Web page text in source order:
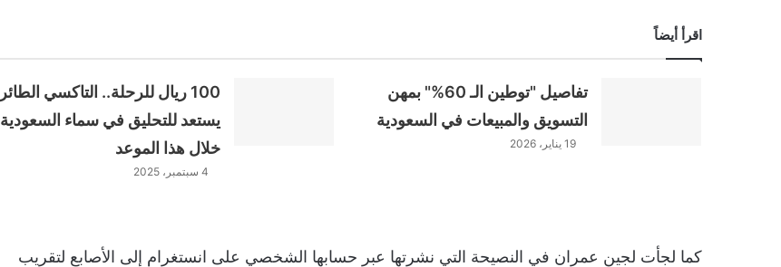
اقرأ أيضاً
تفاصيل "توطين الـ 60%" بمهن
التسويق والمبيعات في السعودية
19 يناير، 2026
100 ريال للرحلة.. التاكسي الطائر
يستعد للتحليق في سماء السعودية
خلال هذا الموعد
4 سبتمبر، 2025
كما لجأت لجين عمران في النصيحة التي نشرتها عبر حسابها الشخصي على انستغرام إلى الأصابع لتقريب